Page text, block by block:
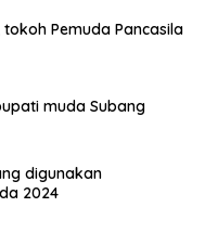
Pemuda Pancasila
muda Subang
digunakan
2024